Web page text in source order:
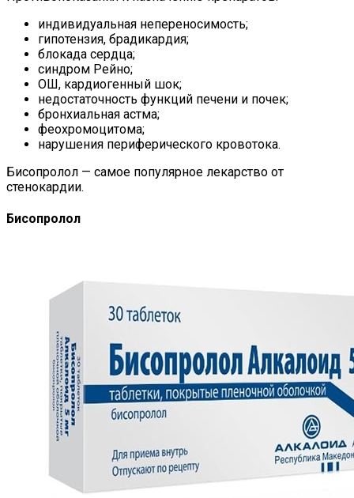
индивидуальная непереносимость;
гипотензия, брадикардия;
блокада сердца;
синдром Рейно;
ОШ, кардиогенный шок;
недостаточность функций печени и почек;
бронхиальная астма;
феохромоцитома;
нарушения периферического кровотока.
Бисопролол — самое популярное лекарство от
стенокардии.
Бисопролол